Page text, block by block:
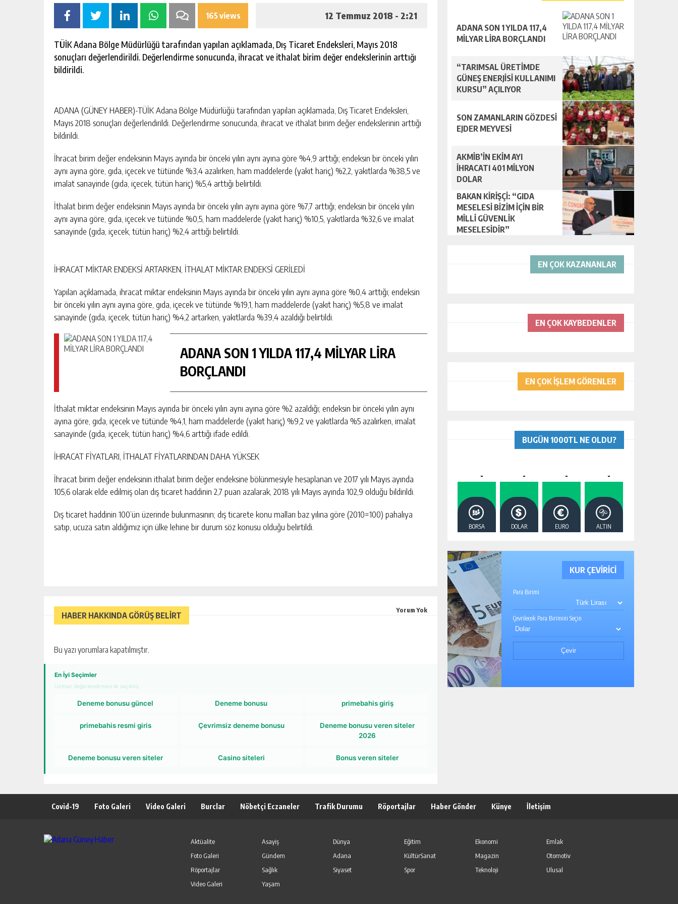
165 views 12 Temmuz 2018 - 2:21
TÜİK Adana Bölge Müdürlüğü tarafından yapılan açıklamada, Dış Ticaret Endeksleri, Mayıs 2018
sonuçları değerlendirildi. Değerlendirme sonucunda, ihracat ve ithalat birim değer endekslerinin arttığı
bildirildi.
ADANA (GÜNEY HABER)-TÜİK Adana Bölge Müdürlüğü tarafından yapılan açıklamada, Dış Ticaret Endeksleri,
Mayıs 2018 sonuçları değerlendirildi. Değerlendirme sonucunda, ihracat ve ithalat birim değer endekslerinin arttığı
bildirildi.
İhracat birim değer endeksinin Mayıs ayında bir önceki yılın aynı ayına göre %4,9 arttığı; endeksin bir önceki yılın
aynı ayına göre, gıda, içecek ve tütünde %3,4 azalırken, ham maddelerde (yakıt hariç) %2,2, yakıtlarda %38,5 ve
imalat sanayinde (gıda, içecek, tütün hariç) %5,4 arttığı belirtildi.
İthalat birim değer endeksinin Mayıs ayında bir önceki yılın aynı ayına göre %7,7 arttığı; endeksin bir önceki yılın
aynı ayına göre, gıda, içecek ve tütünde %0,5, ham maddelerde (yakıt hariç) %10,5, yakıtlarda %32,6 ve imalat
sanayinde (gıda, içecek, tütün hariç) %2,4 arttığı belirtildi.
İHRACAT MİKTAR ENDEKSİ ARTARKEN, İTHALAT MİKTAR ENDEKSİ GERİLEDİ
Yapılan açıklamada, ihracat miktar endeksinin Mayıs ayında bir önceki yılın aynı ayına göre %0,4 arttığı; endeksin
bir önceki yılın aynı ayına göre, gıda, içecek ve tütünde %19,1, ham maddelerde (yakıt hariç) %5,8 ve imalat
sanayinde (gıda, içecek, tütün hariç) %4,2 artarken, yakıtlarda %39,4 azaldığı belirtildi.
ADANA SON 1 YILDA 117,4 MİLYAR LİRA
BORÇLANDI
İthalat miktar endeksinin Mayıs ayında bir önceki yılın aynı ayına göre %2 azaldığı; endeksin bir önceki yılın aynı
ayına göre, gıda, içecek ve tütünde %4,1, ham maddelerde (yakıt hariç) %9,2 ve yakıtlarda %5 azalırken, imalat
sanayinde (gıda, içecek, tütün hariç) %4,6 arttığı ifade edildi.
İHRACAT FİYATLARI, İTHALAT FİYATLARINDAN DAHA YÜKSEK
İhracat birim değer endeksinin ithalat birim değer endeksine bölünmesiyle hesaplanan ve 2017 yılı Mayıs ayında
105,6 olarak elde edilmiş olan dış ticaret haddinin 2,7 puan azalarak, 2018 yılı Mayıs ayında 102,9 olduğu bildirildi.
Dış ticaret haddinin 100’ün üzerinde bulunmasının; dış ticarete konu malları baz yılına göre (2010=100) pahalıya
satıp, ucuza satın aldığımız için ülke lehine bir durum söz konusu olduğu belirtildi.
HABER HAKKINDA GÖRÜŞ BELİRT
Yorum Yok
Bu yazı yorumlara kapatılmıştır.
En İyi Seçimler
Uzman değerlendirmesi ile seçilmiş
Deneme bonusu güncel Deneme bonusu primebahis giriş
primebahis resmi giris Çevrimsiz deneme bonusu
Deneme bonusu veren siteler
2026
Deneme bonusu veren siteler Casino siteleri Bonus veren siteler
ADANA SON 1 YILDA 117,4
MİLYAR LİRA BORÇLANDI
“TARIMSAL ÜRETİMDE
GÜNEŞ ENERJİSİ KULLANIMI
KURSU” AÇILIYOR
SON ZAMANLARIN GÖZDESİ
EJDER MEYVESİ
AKMİB’İN EKİM AYI
İHRACATI 401 MİLYON
DOLAR
BAKAN KİRİŞÇİ: “GIDA
MESELESİ BİZİM İÇİN BİR
MİLLİ GÜVENLİK
MESELESİDİR”
EN ÇOK KAZANANLAR
EN ÇOK KAYBEDENLER
EN ÇOK İŞLEM GÖRENLER
BUGÜN 1000TL NE OLDU?
-
BORSA
-
DOLAR
-
EURO
-
ALTIN
KUR ÇEVİRİCİ
Para Birimi
Çevrilecek Para Birimini Seçin
Çevir
Covid-19 Foto Galeri Video Galeri Burclar Nöbetçi Eczaneler Trafik Durumu Röportajlar Haber Gönder Künye İletişim
Aktüalite Asayiş Dünya Eğitim Ekonomi
Emlak
Foto Galeri
Gündem Adana KültürSanat Magazin
Otomotiv
Röportajlar
Sağlık Siyaset Spor Teknoloji
Ulusal
Video Galeri
Yaşam